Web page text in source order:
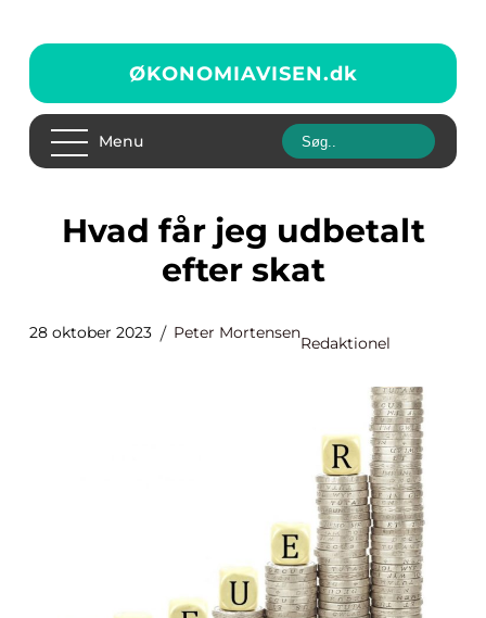
ØKONOMIAVISEN.dk
Menu
Hvad får jeg udbetalt
efter skat
28 oktober 2023 Peter Mortensen
Redaktionel